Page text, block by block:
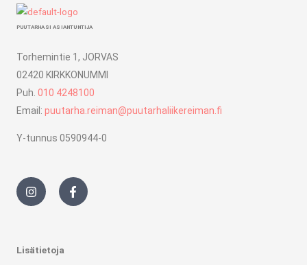
PUUTARHASI ASIANTUNTIJA
Torhemintie 1, JORVAS
02420 KIRKKONUMMI
Puh. 010 4248100
Email: puutarha.reiman@puutarhaliikereiman.fi
Y-tunnus 0590944-0
I
n
s
t
r
a
F
a
c
e
Lisätietoja